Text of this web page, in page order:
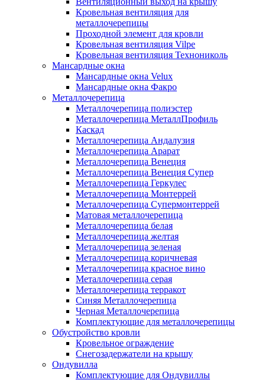
Кровельная вентиляция для
металлочерепицы
Проходной элемент для кровли
Кровельная вентиляция Vilpe
Кровельная вентиляция Технониколь
Мансардные окна
Мансардные окна Velux
Мансардные окна Факро
Металлочерепица
Металлочерепица полиэстер
Металлочерепица МеталлПрофиль
Каскад
Металлочерепица Андалузия
Металлочерепица Арарат
Металлочерепица Венеция
Металлочерепица Венеция Супер
Металлочерепица Геркулес
Металлочерепица Монтеррей
Металлочерепица Супермонтеррей
Матовая металлочерепица
Металлочерепица белая
Металлочерепица желтая
Металлочерепица зеленая
Металлочерепица коричневая
Металлочерепица красное вино
Металлочерепица серая
Металлочерепица терракот
Синяя Металлочерепица
Черная Металлочерепица
Комплектующие для металлочерепицы
Обустройство кровли
Кровельное ограждение
Снегозадержатели на крышу
Ондувилла
Комплектующие для Ондувиллы